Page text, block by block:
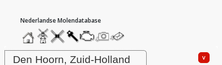
homemolendatabase
roedendatabase
assendatabase
motorendatabase
stuur
een
foto
stuur
een
bericht
Molen Karnmolen aan de Woudseweg, Den Hoorn
Den Hoorn, Zuid-Holland v